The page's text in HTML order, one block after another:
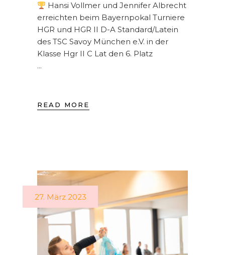
Hansi Vollmer und Jennifer Albrecht
erreichten beim Bayernpokal Turniere
HGR und HGR II D-A Standard/Latein
des TSC Savoy München e.V. in der
Klasse Hgr II C Lat den 6. Platz
READ MORE
27. März 2023